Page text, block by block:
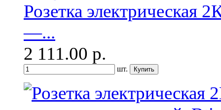
Розетка электрическая
—...
2 111.00 р.
шт.